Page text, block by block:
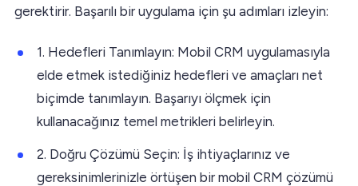
gerektirir. Başarılı bir uygulama için şu adımları izleyin:
1. Hedefleri Tanımlayın: Mobil CRM uygulamasıyla
elde etmek istediğiniz hedefleri ve amaçları net
biçimde tanımlayın. Başarıyı ölçmek için
kullanacağınız temel metrikleri belirleyin.
2. Doğru Çözümü Seçin: İş ihtiyaçlarınız ve
gereksinimlerinizle örtüşen bir mobil CRM çözümü